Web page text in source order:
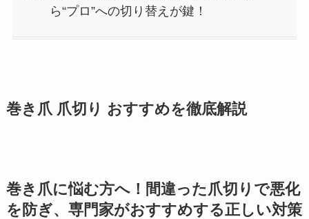
ら“プロ”への切り替えが鍵！
巻き爪 爪切り おすすめを徹底解説
巻き爪に悩む方へ！間違った爪切りで悪化
を防ぎ、専門家がおすすめする正しい対策